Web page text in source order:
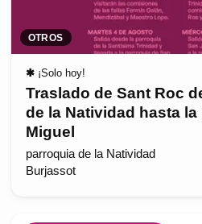
OTROS
✱ ¡Solo hoy!
Traslado de Sant Roc
de la Natividad hasta
Miguel
parroquia de la Natividad
Burjassot